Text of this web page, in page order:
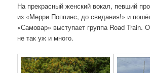
На прекрасный женский вокал, певший
из «Мерри Поппинс, до свидания!» и
«Самовар» выступает группа Road Train.
не так уж и много.